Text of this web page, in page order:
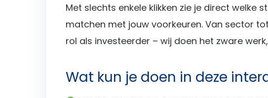
Met slechts enkele klikken zie je direct welke
matchen met jouw voorkeuren. Van sector
rol als investeerder – wij doen het zware
Wat kun je doen in deze